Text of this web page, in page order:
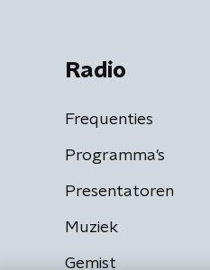
Radio
Frequenties
Programma's
Presentatoren
Muziek
Gemist